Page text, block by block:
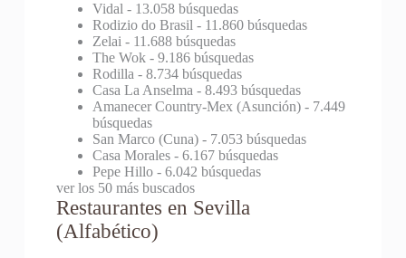
Vidal - 13.058 búsquedas
Rodizio do Brasil - 11.860 búsquedas
Zelai - 11.688 búsquedas
The Wok- 9.186 búsquedas
Rodilla - 8.734 búsquedas
Casa La Anselma - 8.493 búsquedas
Amanecer Country-Mex (Asunción)- 7.449
búsquedas
San Marco (Cuna)- 7.053 búsquedas
Casa Morales- 6.167 búsquedas
Pepe Hillo- 6.042 búsquedas
ver los 50 más buscados
Restaurantes en Sevilla
(Alfabético)